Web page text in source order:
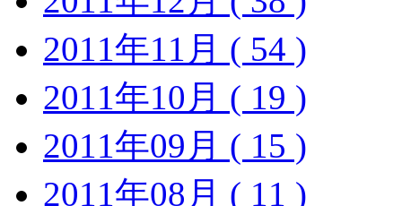
2011年11月 ( 54 )
2011年10月 ( 19 )
2011年09月 ( 15 )
2011年08月 ( 11 )